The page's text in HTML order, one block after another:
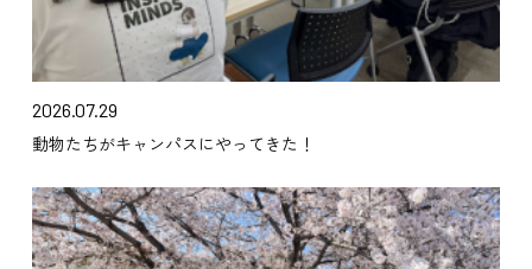
2026.07.29
動物たちがキャンパスにやってきた！